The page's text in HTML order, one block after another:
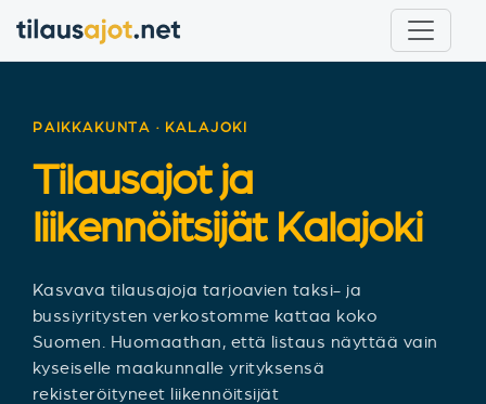
PAIKKAKUNTA · KALAJOKI
Tilausajot ja
liikennöitsijät Kalajoki
Kasvava tilausajoja tarjoavien taksi- ja
bussiyritysten verkostomme kattaa koko
Suomen. Huomaathan, että listaus näyttää vain
kyseiselle maakunnalle yrityksensä
rekisteröityneet liikennöitsijät